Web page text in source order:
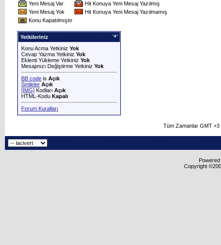
Yeni Mesaj Var
Hit Konuya Yeni Mesaj Yazılmış
Yeni Mesaj Yok
Hit Konuya Yeni Mesaj Yazılmamış
Konu Kapatılmıştır
Yetkileriniz
Konu Acma Yetkiniz Yok
Cevap Yazma Yetkiniz Yok
Eklenti Yükleme Yetkiniz Yok
Mesajınızı Değiştirme Yetkiniz Yok
BB code is Açık
Smileler Açık
[IMG] Kodları Açık
HTML-Kodu Kapalı
Forum Kuralları
Tüm Zamanlar GMT
Copyright